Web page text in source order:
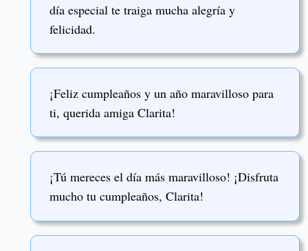
día especial te traiga mucha alegría y
felicidad.
¡Feliz cumpleaños y un año maravilloso para
ti, querida amiga Clarita!
¡Tú mereces el día más maravilloso! ¡Disfruta
mucho tu cumpleaños, Clarita!